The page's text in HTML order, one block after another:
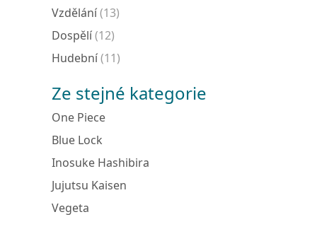
Vzdělání(13)
Dospělí(12)
Hudební(11)
Ze stejné kategorie
One Piece
Blue Lock
Inosuke Hashibira
Jujutsu Kaisen
Vegeta